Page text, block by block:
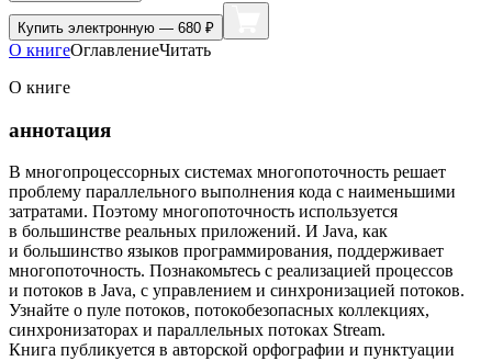
Купить электронную — 680 ₽
О книгеОглавлениеЧитать
О книге
аннотация
В многопроцессорных системах многопоточность решает
проблему параллельного выполнения кода с наименьшими
затратами. Поэтому многопоточность используется
в большинстве реальных приложений. И Java, как
и большинство языков программирования, поддерживает
многопоточность. Познакомьтесь с реализацией процессов
и потоков в Java, с управлением и синхронизацией потоков.
Узнайте о пуле потоков, потокобезопасных коллекциях,
синхронизаторах и параллельных потоках Stream.
Книга публикуется в авторской орфографии и пунктуации